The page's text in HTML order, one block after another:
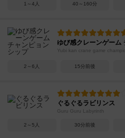
1～4人 40～160分
ゆび感クレーンゲーム
Yubi kan crane game
2～6人 15分前後
ぐるぐるラビリンス
Guru Guru Labyrinth
2～5人 30分前後